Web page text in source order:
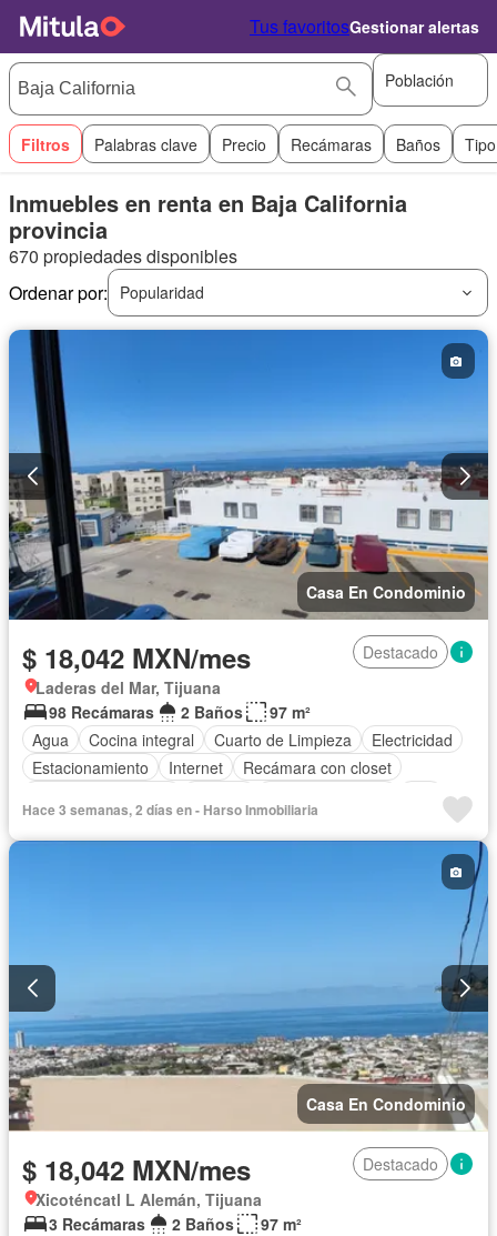
Tus favoritosGestionar alertas
Población
Filtros Palabras clave Precio Recámaras Baños
Inmuebles en renta en Baja California
provincia
670 propiedades disponibles
Ordenar por:
Popularidad
Casa En Condominio
$ 18,042 MXN/mes
Destacado
Laderas del Mar, Tijuana
98 Recámaras
2 Baños
97 m²
Agua
Cocina integral Cuarto de Limpieza
Electricidad
Estacionamiento
Internet
Recámara con closet
Permite mascotas
Permite niños
Hace 3 semanas, 2 días en - Harso Inmobiliaria
Casa En Condominio
$ 18,042 MXN/mes
Destacado
Xicoténcatl L Alemán, Tijuana
3 Recámaras
2 Baños
97 m²